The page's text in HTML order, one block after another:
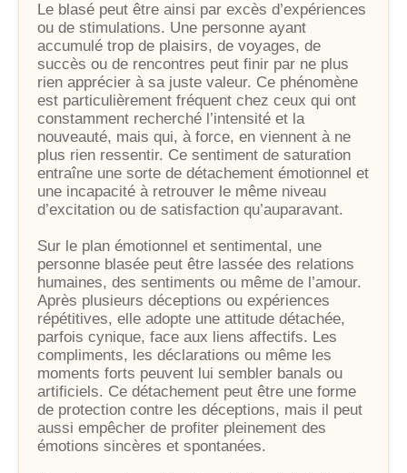
Le blasé peut être ainsi par excès d’expériences
ou de stimulations. Une personne ayant
accumulé trop de plaisirs, de voyages, de
succès ou de rencontres peut finir par ne plus
rien apprécier à sa juste valeur. Ce phénomène
est particulièrement fréquent chez ceux qui ont
constamment recherché l’intensité et la
nouveauté, mais qui, à force, en viennent à ne
plus rien ressentir. Ce sentiment de saturation
entraîne une sorte de détachement émotionnel et
une incapacité à retrouver le même niveau
d’excitation ou de satisfaction qu’auparavant.
Sur le plan émotionnel et sentimental, une
personne blasée peut être lassée des relations
humaines, des sentiments ou même de l’amour.
Après plusieurs déceptions ou expériences
répétitives, elle adopte une attitude détachée,
parfois cynique, face aux liens affectifs. Les
compliments, les déclarations ou même les
moments forts peuvent lui sembler banals ou
artificiels. Ce détachement peut être une forme
de protection contre les déceptions, mais il peut
aussi empêcher de profiter pleinement des
émotions sincères et spontanées.